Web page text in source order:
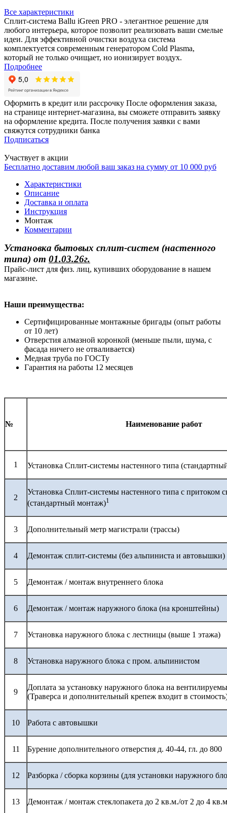
Все характеристики
Сплит-система Ballu iGreen PRO - элегантное решение для
любого интерьера, которое позволит реализовать ваши смелые
идеи. Для эффективной очистки воздуха система
комплектуется современным генератором Cold Plasma,
который не только очищает, но ионизирует воздух.
Подробнее
Оформить в кредит или рассрочку После оформления заказа,
на странице интернет-магазина, вы сможете отправить заявку
на оформление кредита. После получения заявки с вами
свяжутся сотрудники банка
Подписаться
Участвует в акции
Бесплатно доставим любой ваш заказ на сумму от 10 000 руб
Характеристики
Описание
Доставка и оплата
Инструкция
Монтаж
Комментарии
Установка бытовых сплит-систем (настенного
типа) от 01.03.26г.
Прайс-лист для физ. лиц, купивших оборудование в нашем
магазине.
Наши преимущества:
Сертифицированные монтажные бригады (опыт работы
от 10 лет)
Отверстия алмазной коронкой (меньше пыли, шума, с
фасада ничего не отваливается)
Медная труба по ГОСТу
Гарантия на работы 12 месяцев
№ Наименование работ
1 Установка Сплит-системы настенного типа
2
Установка Сплит-системы настенного типа с притоком
(стандартный монтаж)1
3 Дополнительный метр магистрали (трассы)
4 Демонтаж сплит-системы (без альпиниста и автовышки)
5 Демонтаж / монтаж внутреннего блока
6 Демонтаж / монтаж наружного блока (на кронштейны)
7 Установка наружного блока с лестницы (выше 1 этажа)
8 Установка наружного блока с пром. альпинистом
9
Доплата за установку наружного блока на
(Траверса и дополнительный крепеж входит в
10 Работа с автовышки
11 Бурение дополнительного отверстия д. 40-44, гл. до 800
12 Разборка / сборка корзины (для установки наружного
13 Демонтаж / монтаж стеклопакета до 2 кв.м./от 2 до 4